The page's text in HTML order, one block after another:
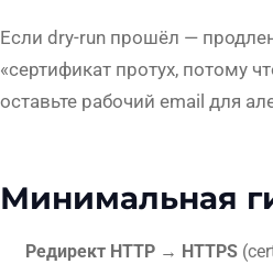
Если dry-run прошёл —
«сертификат протух, потому
оставьте рабочий email для
Минимальная
Редирект HTTP → HTTPS